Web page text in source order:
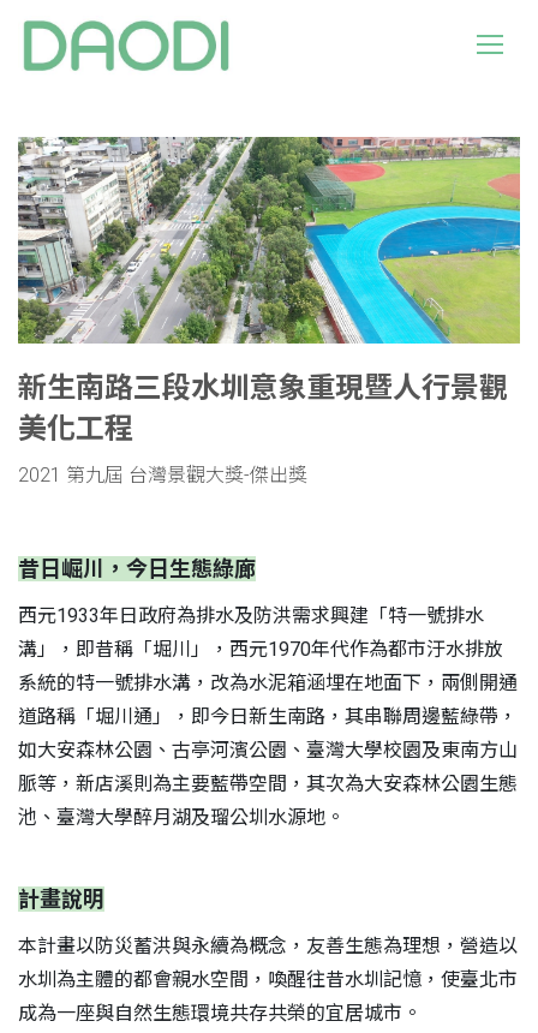
新生南路三段水圳意象重現暨人行景觀
美化工程
2021 第九屆 台灣景觀大獎-傑出獎
昔日崛川，今日生態綠廊
西元1933年日政府為排水及防洪需求興建「特一號排水
溝」，即昔稱「堀川」，西元1970年代作為都市汙水排放
系統的特一號排水溝，改為水泥箱涵埋在地面下，兩側開通
道路稱「堀川通」，即今日新生南路，其串聯周邊藍綠帶，
如大安森林公園、古亭河濱公園、臺灣大學校園及東南方山
脈等，新店溪則為主要藍帶空間，其次為大安森林公園生態
池、臺灣大學醉月湖及瑠公圳水源地。
計畫說明
本計畫以防災蓄洪與永續為概念，友善生態為理想，營造以
水圳為主體的都會親水空間，喚醒往昔水圳記憶，使臺北市
成為一座與自然生態環境共存共榮的宜居城市。